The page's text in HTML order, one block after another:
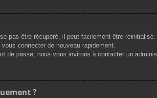
pas être récupéré, il peut facilement être
connecter de nouveau rapidement.
de passe, nous vous invitons à contacter un
?